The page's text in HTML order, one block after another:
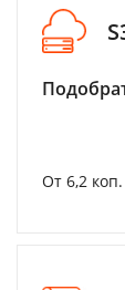
От 6,2